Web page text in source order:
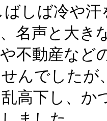
しば冷や汗
名声と大き
不動産など
んでしたが
高下し、か